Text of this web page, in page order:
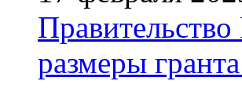
размеры